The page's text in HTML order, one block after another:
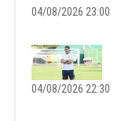
04/08/2026 23:00
04/08/2026 22:30